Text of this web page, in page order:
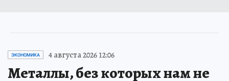
ЭКОНОМИКА 4 августа 2026 12:06
Металлы, без которых нам не